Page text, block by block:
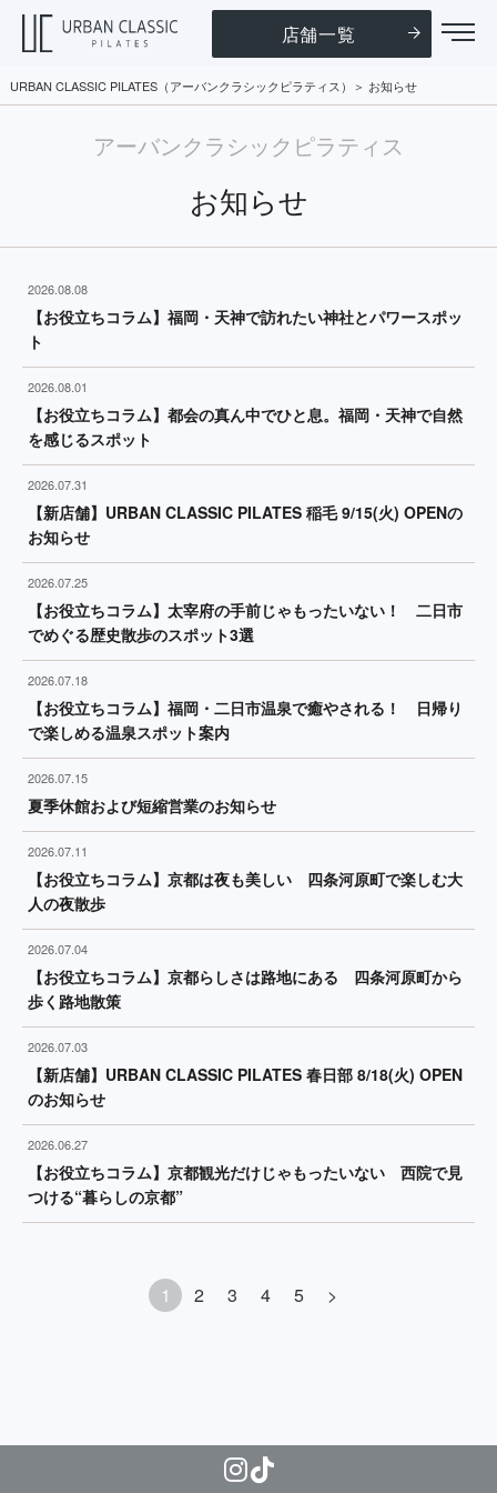
店舗一覧
URBAN CLASSIC PILATES（アーバンクラシックピラティス） お知らせ
アーバンクラシックピラティス
お知らせ
2026.08.08
【お役立ちコラム】福岡・天神で訪れたい神社とパワースポッ
ト
2026.08.01
【お役立ちコラム】都会の真ん中でひと息。福岡・天神で自然
を感じるスポット
2026.07.31
【新店舗】URBAN CLASSIC PILATES 稲毛 9/15(火) OPENの
お知らせ
2026.07.25
【お役立ちコラム】太宰府の手前じゃもったいない！ 二日市
でめぐる歴史散歩のスポット3選
2026.07.18
【お役立ちコラム】福岡・二日市温泉で癒やされる！ 日帰り
で楽しめる温泉スポット案内
2026.07.15
夏季休館および短縮営業のお知らせ
2026.07.11
【お役立ちコラム】京都は夜も美しい 四条河原町で楽しむ大
人の夜散歩
2026.07.04
【お役立ちコラム】京都らしさは路地にある 四条河原町から
歩く路地散策
2026.07.03
【新店舗】URBAN CLASSIC PILATES 春日部 8/18(火) OPEN
のお知らせ
2026.06.27
【お役立ちコラム】京都観光だけじゃもったいない 西院で見
つける“暮らしの京都”
1 2 3 4 5 >